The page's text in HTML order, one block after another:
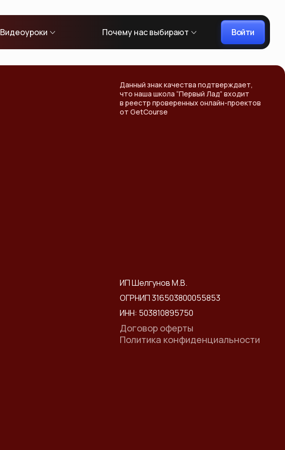
Видеоуроки Почему нас выбирают Войти
Данный знак качества подтверждает,
что наша школа “Первый Лад” входит
в реестр проверенных онлайн-проектов
от GetCourse
ИП Шелгунов М.В.
ОГРНИП 316503800055853
ИНН: 503810895750
Договор оферты
Политика конфиденциальности